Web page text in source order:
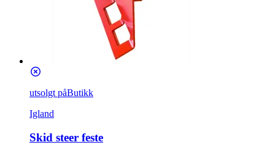
utsolgt påButikk
Igland
Skid steer feste